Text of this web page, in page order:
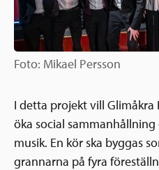
Foto: Mikael Persson
I detta projekt vill Glimåkra
öka social
musik. En kör ska byggas
grannarna på fyra